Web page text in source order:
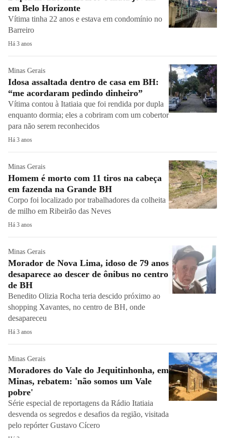
em Belo Horizonte
Vítima tinha 22 anos e estava em condomínio no
Barreiro
Há 3 anos
Minas Gerais
Idosa assaltada dentro de casa em BH:
“me acordaram pedindo dinheiro”
Vítima contou à Itatiaia que foi rendida por dupla
enquanto dormia; eles a cobriram com um cobertor
para não serem reconhecidos
Há 3 anos
Minas Gerais
Homem é morto com 11 tiros na cabeça
em fazenda na Grande BH
Corpo foi localizado por trabalhadores da colheita
de milho em Ribeirão das Neves
Há 3 anos
Minas Gerais
Morador de Nova Lima, idoso de 79 anos
desaparece ao descer de ônibus no centro
de BH
Benedito Olizia Rocha teria descido próximo ao
shopping Xavantes, no centro de BH, onde
desapareceu
Há 3 anos
Minas Gerais
Moradores do Vale do Jequitinhonha, em
Minas, rebatem: 'não somos um Vale
pobre'
Série especial de reportagens da Rádio Itatiaia
desvenda os segredos e desafios da região, visitada
pelo repórter Gustavo Cícero